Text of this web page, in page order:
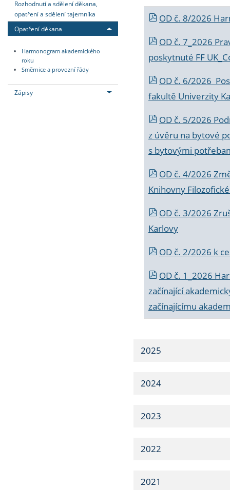
Rozhodnutí a sdělení děkana,
opatření a sdělení tajemníka
Opatření děkana
Harmonogram akademického
roku
Směrnice a provozní řády
Zápisy
OD č. 8/2026
OD č. 7_2026
poskytnuté FF
OD č. 6/2026
fakultě Univerzity
OD č. 5/2026
z úvěru na bytové
s bytovými
OD č. 4/2026
Knihovny
OD č. 3/2026
Karlovy
OD č. 2/2026 k
OD č. 1_2026
začínající
začínajícímu
2025
2024
2023
2022
2021